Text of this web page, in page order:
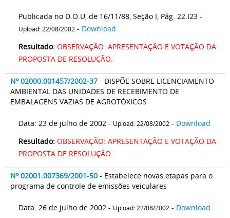
Publicada no D.O.U, de 16/11/88, Seção I, Pág. 22.I23 -
Upload: 22/08/2002 - Download
Resultado: OBSERVAÇÃO: APRESENTAÇÃO E VOTAÇÃO DA
PROPOSTA DE RESOLUÇÃO.
Nº 02000.001457/2002-37 - DISPÕE SOBRE LICENCIAMENTO
AMBIENTAL DAS UNIDADES DE RECEBIMENTO DE
EMBALAGENS VAZIAS DE AGROTÓXICOS
Data: 23 de julho de 2002 - Upload: 22/08/2002 - Download
Resultado: OBSERVAÇÃO: APRESENTAÇÃO E VOTAÇÃO DA
PROPOSTA DE RESOLUÇÃO.
Nº 02001.007369/2001-50 - Estabelece novas etapas para o
programa de controle de emissões veiculares
Data: 26 de julho de 2002 - Upload: 22/08/2002 - Download